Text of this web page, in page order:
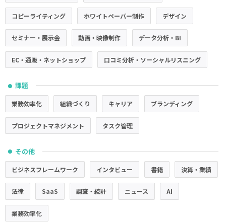
コピーライティング ホワイトペーパー制作 デザイン
セミナー・展示会 動画・映像制作 データ分析・BI
EC・通販・ネットショップ 口コミ分析・ソーシャルリスニング
● 課題
業務効率化 組織づくり キャリア ブランディング
プロジェクトマネジメント タスク管理
● その他
ビジネスフレームワーク インタビュー 書籍 決算・業績
法律 SaaS 調査・統計 ニュース AI
業務効率化